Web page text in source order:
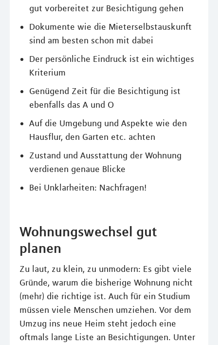
gut vorbereitet zur Besichtigung gehen
Dokumente wie die Mieterselbstauskunft
sind am besten schon mit dabei
Der persönliche Eindruck ist ein wichtiges
Kriterium
Genügend Zeit für die Besichtigung ist
ebenfalls das A und O
Auf die Umgebung und Aspekte wie den
Hausflur, den Garten etc. achten
Zustand und Ausstattung der Wohnung
verdienen genaue Blicke
Bei Unklarheiten: Nachfragen!
Wohnungswechsel gut
planen
Zu laut, zu klein, zu unmodern: Es gibt viele
Gründe, warum die bisherige Wohnung nicht
(mehr) die richtige ist. Auch für ein Studium
müssen viele Menschen umziehen. Vor dem
Umzug ins neue Heim steht jedoch eine
oftmals lange Liste an Besichtigungen. Unter